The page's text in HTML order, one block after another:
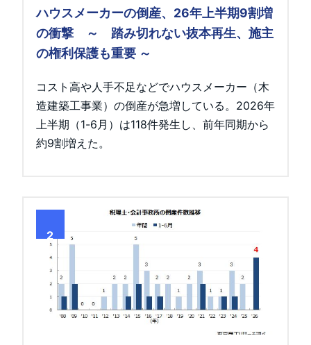
ハウスメーカーの倒産、26年上半期9割増
の衝撃 ～ 踏み切れない抜本再生、施主
の権利保護も重要 ～
コスト高や人手不足などでハウスメーカー（木
造建築工事業）の倒産が急増している。2026年
上半期（1-6月）は118件発生し、前年同期から
約9割増えた。
2